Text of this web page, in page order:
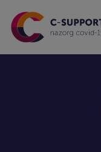
main
content